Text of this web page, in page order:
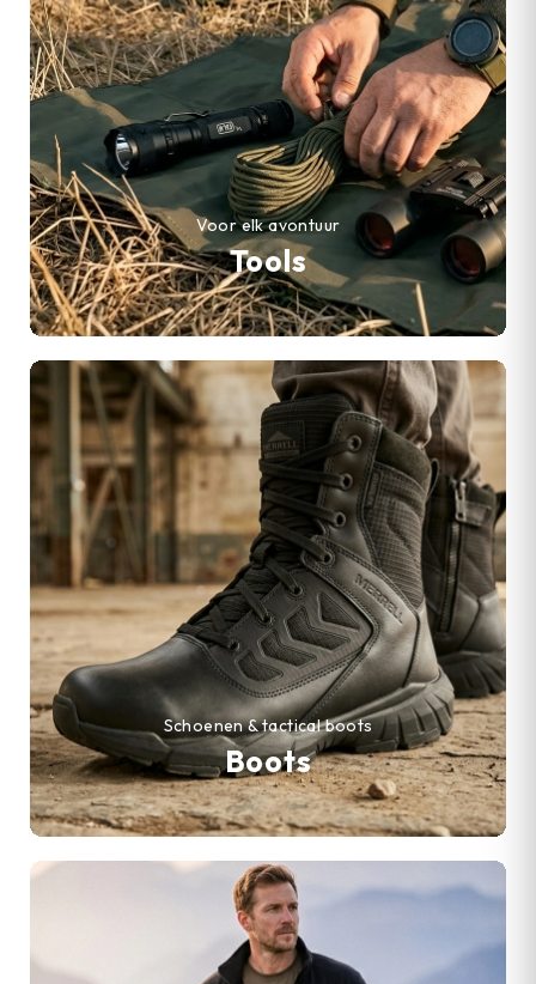
Tools
Voor elk avontuur
Boots
Schoenen & tactical boots